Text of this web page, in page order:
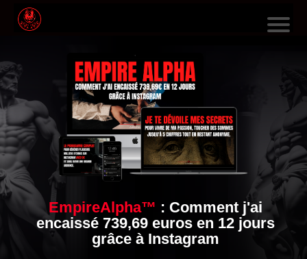
F
O
R
M
EmpireAlpha™ : Comment j'ai
encaissé 739,69 euros en 12 jours
grâce à Instagram